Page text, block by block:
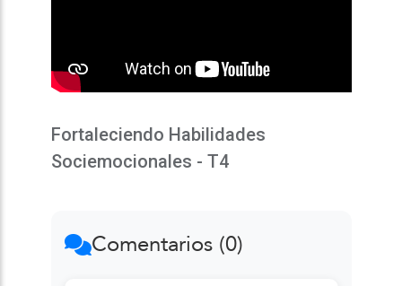
Fortaleciendo Habilidades
Sociemocionales - T4
Comentarios (0)